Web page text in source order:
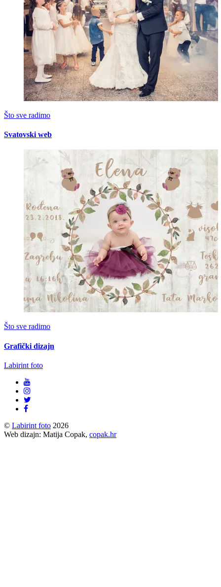
Što sve radimo
Svatovski web
Što sve radimo
Grafički dizajn
Labirint foto
© Labirint foto 2026
Web dizajn: Matija Copak, copak.hr